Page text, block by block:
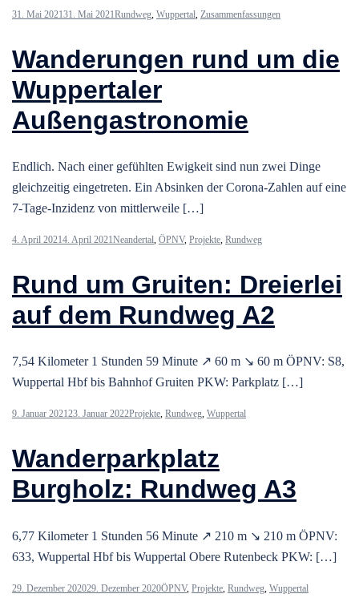
31. Mai 202131. Mai 2021Rundweg, Wuppertal, Zusammenfassungen
Wanderungen rund um die
Wuppertaler
Außengastronomie
Endlich. Nach einer gefühlten Ewigkeit sind nun zwei Dinge
gleichzeitig eingetreten. Ein Absinken der Corona-Zahlen auf eine
7-Tage-Inzidenz von mittlerweile […]
4. April 20214. April 2021Neandertal, ÖPNV, Projekte, Rundweg
Rund um Gruiten: Dreierlei
auf dem Rundweg A2
7,54 Kilometer 1 Stunden 59 Minute ↗ 60 m ↘ 60 m ÖPNV: S8,
Wuppertal Hbf bis Bahnhof Gruiten PKW: Parkplatz […]
9. Januar 202123. Januar 2022Projekte, Rundweg, Wuppertal
Wanderparkplatz
Burgholz: Rundweg A3
6,77 Kilometer 1 Stunden 56 Minute ↗ 210 m ↘ 210 m ÖPNV:
633, Wuppertal Hbf bis Wuppertal Obere Rutenbeck PKW: […]
29. Dezember 202029. Dezember 2020ÖPNV, Projekte Rundweg Wuppertal